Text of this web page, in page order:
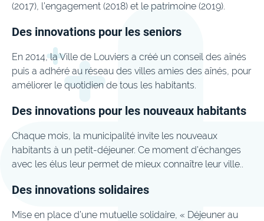
(2017), l’engagement (2018) et le patrimoine (2019).
Des innovations pour les seniors
En 2014, la Ville de Louviers a créé un conseil des aînés
puis a adhéré au réseau des villes amies des aînés, pour
améliorer le quotidien de tous les habitants.
Des innovations pour les nouveaux habitants
Chaque mois, la municipalité invite les nouveaux
habitants à un petit-déjeuner. Ce moment d’échanges
avec les élus leur permet de mieux connaître leur ville..
Des innovations solidaires
Mise en place d’une mutuelle solidaire, « Déjeuner au